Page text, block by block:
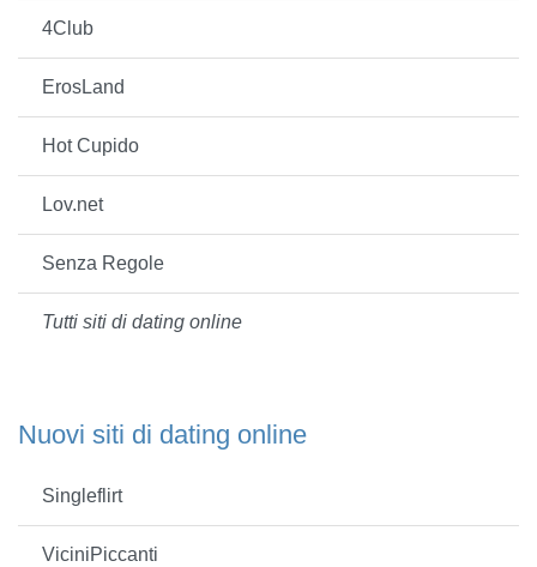
4Club
ErosLand
Hot Cupido
Lov.net
Senza Regole
Tutti siti di dating online
Nuovi siti di dating online
Singleflirt
ViciniPiccanti